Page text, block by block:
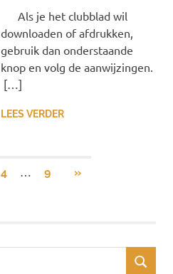
Als je het clubblad wil
downloaden of afdrukken,
gebruik dan onderstaande
knop en volg de aanwijzingen.
[…]
LEES VERDER
4 … 9
VOLGENDE
»
ZOEKEN